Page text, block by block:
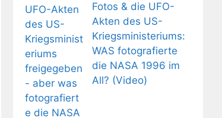
Fotos & die UFO-
Akten des US-
Kriegsministeriums:
WAS fotografierte
die NASA 1996 im
All? (Video)